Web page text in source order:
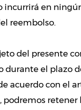
incurrirá en
reembolso.
del presente
durante el plazo
acuerdo con el
podremos retener